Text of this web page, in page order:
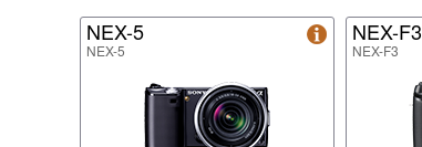
NEX-5
NEX-5
NEX-F3
NEX-F3